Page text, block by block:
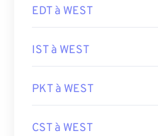
EDT à WEST
IST à WEST
PKT à WEST
CST à WEST